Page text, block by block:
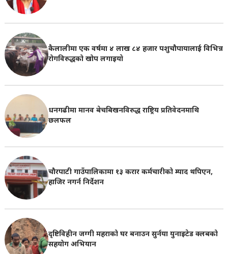
कैलालीमा एक वर्षमा ४ लाख ८४ हजार पशुचौपायालाई विभिन्न
रोगविरुद्धको खोप लगाइयाे
धनगढीमा मानव बेचबिखनविरुद्ध राष्ट्रिय प्रतिवेदनमाथि
छलफल
चौरपाटी गाउँपालिकामा १३ करार कर्मचारीको म्याद थपिएन,
हाजिर नगर्न निर्देशन
दृष्टिविहीन जग्गी महराको घर बनाउन सुर्नया युनाइटेड क्लबको
सहयोग अभियान